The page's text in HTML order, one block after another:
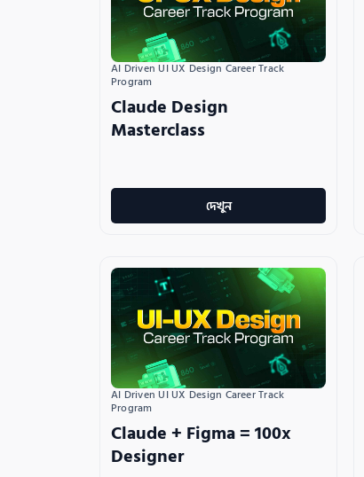
AI Driven UI UX Design Career Track
Program
Claude Design
Masterclass
দেখুন
AI Driven UI UX Design Career Track
Program
Claude + Figma = 100x
Designer